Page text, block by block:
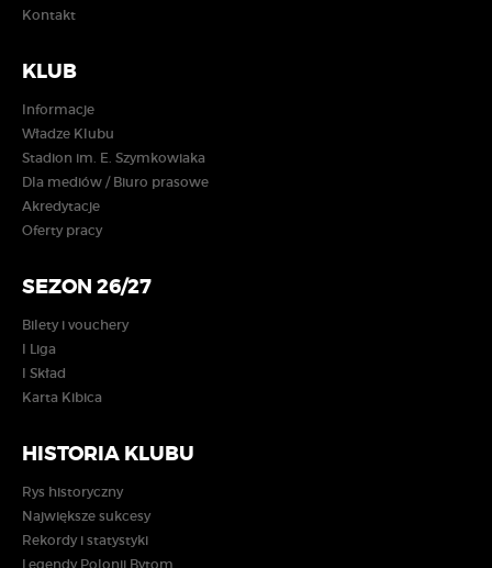
Kontakt
KLUB
Informacje
Władze Klubu
Stadion im. E. Szymkowiaka
Dla mediów / Biuro prasowe
Akredytacje
Oferty pracy
SEZON 26/27
Bilety i vouchery
I Liga
I Skład
Karta Kibica
HISTORIA KLUBU
Rys historyczny
Największe sukcesy
Rekordy i statystyki
Legendy Polonii Bytom